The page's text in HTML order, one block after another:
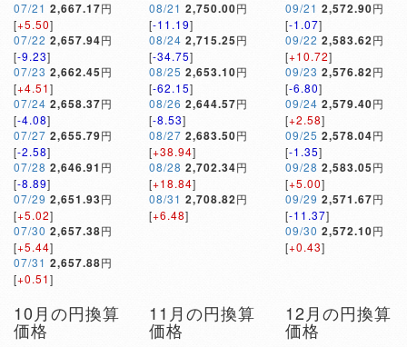
07/21 2,667.17円
[+5.50]
07/22 2,657.94円
[-9.23]
07/23 2,662.45円
[+4.51]
07/24 2,658.37円
[-4.08]
07/27 2,655.79円
[-2.58]
07/28 2,646.91 円
[-8.89]
07/29 2,651.93円
[+5.02]
07/30 2,657.38円
[+5.44]
07/31 2,657.88円
[+0.51]
08/21 2,750.00円
[-11.19]
08/24 2,715.25円
[-34.75]
08/25 2,653.10円
[-62.15]
08/26 2,644.57円
[-8.53]
08/27 2,683.50円
[+38.94]
08/28 2,702.34円
[+18.84]
08/31 2,708.82円
[+6.48]
09/21 2,572.90円
[-1.07]
09/22 2,583.62円
[+10.72]
09/23 2,576.82円
[-6.80]
09/24 2,579.40円
[+2.58]
09/25 2,578.04円
[-1.35]
09/28 2,583.05円
[+5.00]
09/29 2,571.67円
[-11.37]
09/30 2,572.10円
[+0.43]
10月の円換算
価格
11月の円換算
価格
12月の円換算
価格